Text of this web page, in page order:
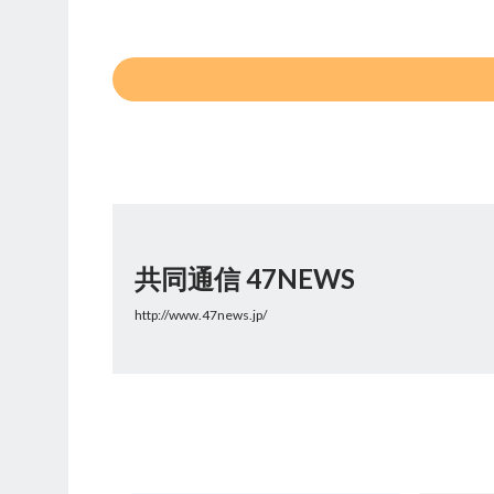
共同通信 47NEWS
http://www.47news.jp/